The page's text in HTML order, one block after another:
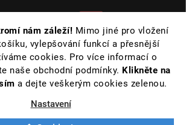
nám záleží! Mimo jiné pro vložení
vylepšování funkcí a přesnější
cookies. Pro více informací o
naše obchodní podmínky. Klikněte na
a dejte veškerým cookies zelenou.
Nastavení
Bernold | Vše pro Vaši koupelnu již od roku 1990
vyhrazena.Upravit nastavení cookies